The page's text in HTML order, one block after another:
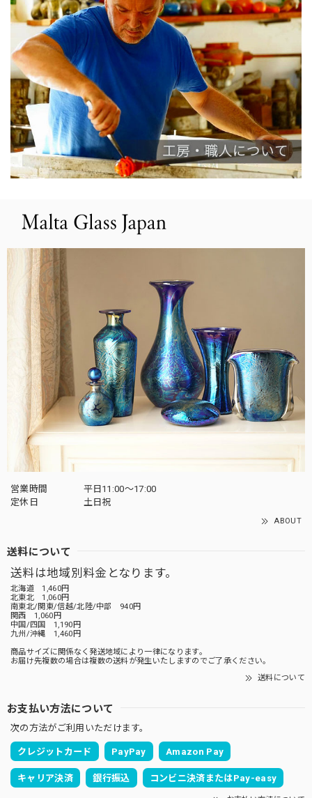
営業時間
平日11:00～17:00
定休日
土日祝
ABOUT
送料について
送料は地域別料金となります。
北海道 1,460円
北東北 1,060円
南東北/関東/信越/北陸/中部 940円
関西 1,060円
中国/四国 1,190円
九州/沖縄 1,460円
商品サイズに関係なく発送地域により一律になります。
お届け先複数の場合は複数の送料が発生いたしますのでご了承ください。
送料について
お支払い方法について
次の方法がご利用いただけます。
クレジットカード PayPay Amazon Pay
キャリア決済 銀行振込 コンビニ決済またはPay-easy